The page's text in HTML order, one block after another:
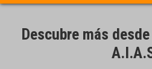
Descubre más